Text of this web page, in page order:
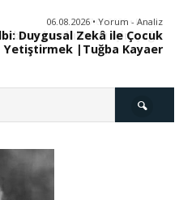
06.08.2026 • Yorum - Analiz
Duygusal Zekâ ile Çocuk
Yetiştirmek |Tuğba Kayaer